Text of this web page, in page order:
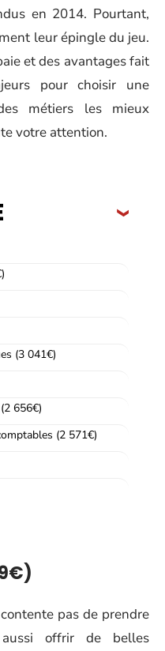
en 2014. Pourtant,
leur épingle du jeu.
et des avantages fait
pour choisir une
métiers les mieux
votre attention.
(3 041€)
656€)
(2 571€)
pas de prendre
offrir de belles